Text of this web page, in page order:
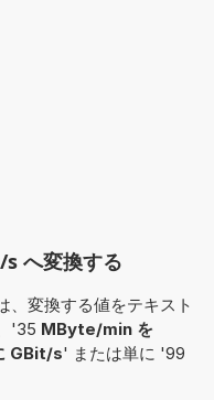
へ変換する
、変換する値をテキスト
'35 MByte/min を
GBit/s' または単に '99